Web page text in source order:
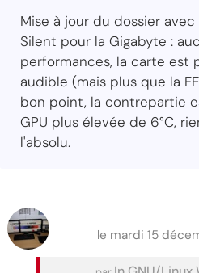
Mise à jour du dossier
Silent pour la Gigabyte :
performances, la carte est
audible (mais plus que la
bon point, la contrepartie
GPU plus élevée de 6°C,
l'absolu.
le mardi 15